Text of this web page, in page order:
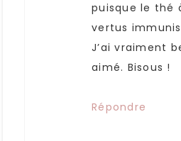
puisque le thé
vertus
J’ai vraiment
aimé. Bisous !
Répondre